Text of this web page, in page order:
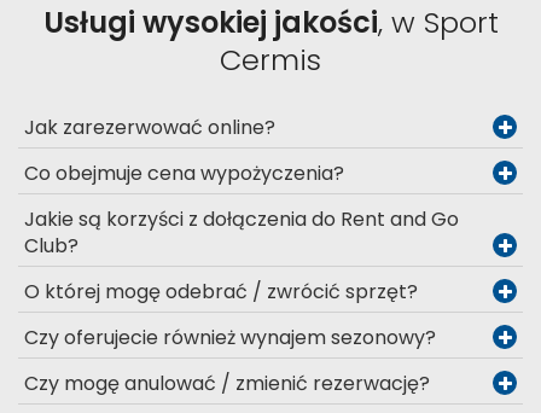
Usługi wysokiej jakości, w Sport
Cermis
Jak zarezerwować online?
Co obejmuje cena wypożyczenia?
Jakie są korzyści z dołączenia do Rent and Go
Club?
O której mogę odebrać / zwrócić sprzęt?
Czy oferujecie również wynajem sezonowy?
Czy mogę anulować / zmienić rezerwację?